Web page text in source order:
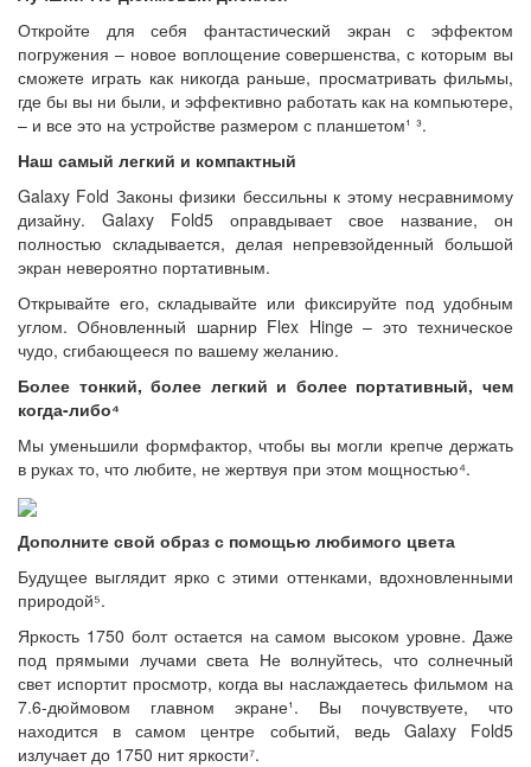
Откройте для себя фантастический экран с эффектом
погружения – новое воплощение совершенства, с которым вы
сможете играть как никогда раньше, просматривать фильмы,
где бы вы ни были, и эффективно работать как на компьютере,
– и все это на устройстве размером с планшетом¹ ³.
Наш самый легкий и компактный
Galaxy Fold Законы физики бессильны к этому несравнимому
дизайну. Galaxy Fold5 оправдывает свое название, он
полностью складывается, делая непревзойденный большой
экран невероятно портативным.
Открывайте его, складывайте или фиксируйте под удобным
углом. Обновленный шарнир Flex Hinge – это техническое
чудо, сгибающееся по вашему желанию.
Более тонкий, более легкий и более портативный, чем
когда-либо⁴
Мы уменьшили формфактор, чтобы вы могли крепче держать
в руках то, что любите, не жертвуя при этом мощностью⁴.
Дополните свой образ с помощью любимого цвета
Будущее выглядит ярко с этими оттенками, вдохновленными
природой⁵.
Яркость 1750 болт остается на самом высоком уровне. Даже
под прямыми лучами света Не волнуйтесь, что солнечный
свет испортит просмотр, когда вы наслаждаетесь фильмом на
7.6-дюймовом главном экране¹. Вы почувствуете, что
находится в самом центре событий, ведь Galaxy Fold5
излучает до 1750 нит яркости⁷.